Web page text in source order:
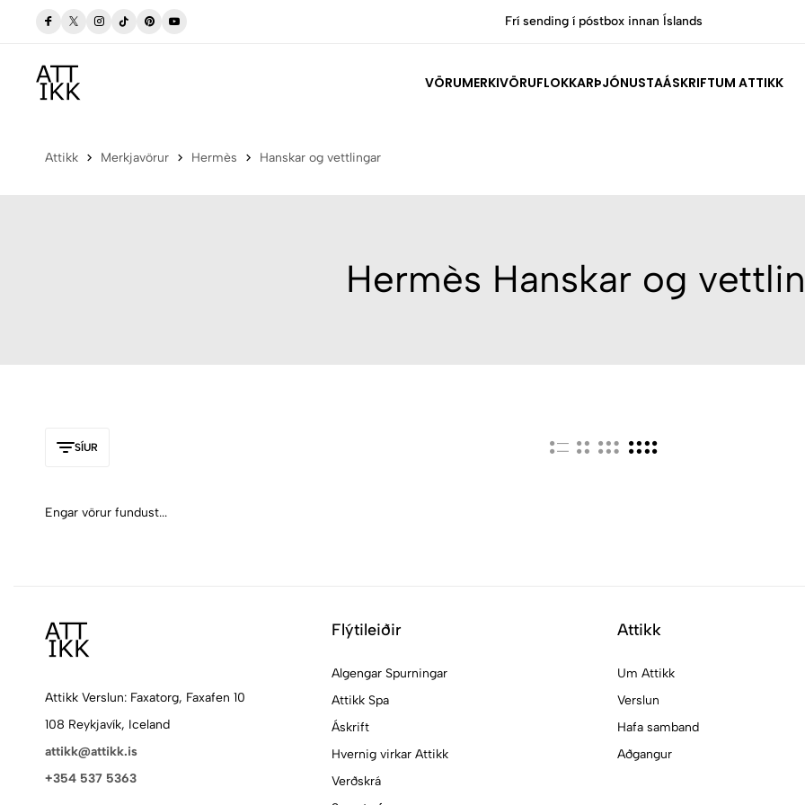
Verslaðu merkjavöru á afslætti Frí sending í póstbox innan Íslands
VÖRUMERKIVÖRUFLOKKARÞJÓNUSTAÁSKRIFTUM ATTIKK
Attikk Merkjavörur Hermès Hanskar og vettlingar
Hermès Hanskar og
SÍUR
Engar vörur fundust...
Attikk Verslun: Faxatorg, Faxafen 10
108 Reykjavík, Iceland
attikk@attikk.is
+354 537 5363
Flýtileiðir
Algengar Spurningar
Attikk Spa
Áskrift
Hvernig virkar Attikk
Verðskrá
Attikk
Um Attikk
Verslun
Hafa samband
Aðgangur